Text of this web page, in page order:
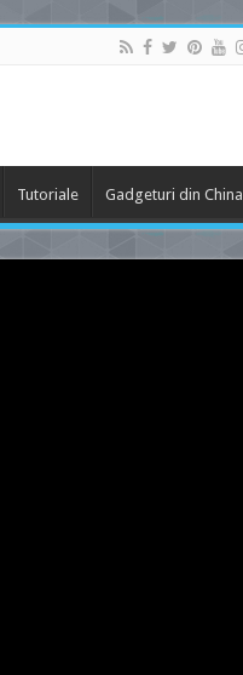
Tutoriale Gadgeturi din China